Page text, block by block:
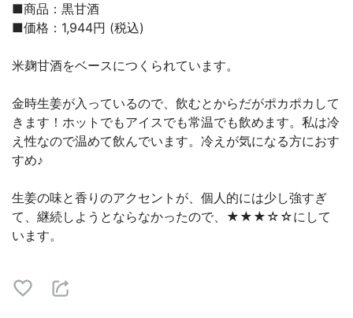
■商品：黒甘酒
■価格：1,944円 (税込)
米麹甘酒をベースにつくられています。
金時生姜が入っているので、飲むとからだがポカポカして
きます！ホットでもアイスでも常温でも飲めます。私は冷
え性なので温めて飲んでいます。冷えが気になる方におす
すめ♪
生姜の味と香りのアクセントが、個人的には少し強すぎ
て、継続しようとならなかったので、★★★☆☆にして
います。